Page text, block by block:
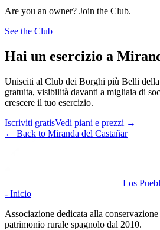
Are you an owner? Join the Club.
See the Club
Hai un esercizio a
Unisciti al Club dei Borghi più Belli della
gratuita, visibilità davanti a migliaia di
crescere il tuo esercizio.
Iscriviti gratisVedi piani e prezzi →
← Back to Miranda del Castañar
Los
- Inicio
Associazione dedicata alla
patrimonio rurale spagnolo dal 2010.